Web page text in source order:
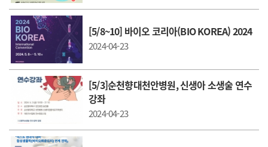
[5/8~10] 바이오 코리아(BIO KOREA) 2024
2024-04-23
[5/3]순천향대천안병원, 신생아 소생술 연수
강좌
2024-04-23